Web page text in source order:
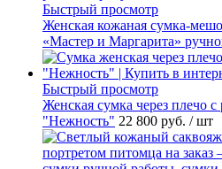
Быстрый просмотр
Женская кожаная сумка-
«Мастер и Маргарита»
Быстрый просмотр
Женская сумка через плечо
"Нежность" 22 800 руб. / шт